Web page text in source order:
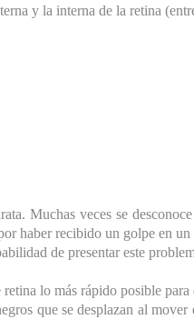
y la interna de la retina
Muchas veces se
haber recibido un golpe en un
de presentar este
lo más rápido posible
que se desplazan al